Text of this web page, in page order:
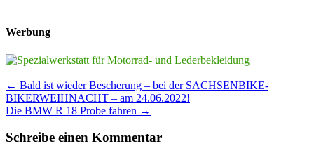
Werbung
Post
navigation
← Bald ist wieder Bescherung – bei der SACHSENBIKE-
BIKERWEIHNACHT – am 24.06.2022!
Die BMW R 18 Probe fahren →
Schreibe einen Kommentar